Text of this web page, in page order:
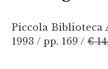
Piccola Biblioteca
1993 / pp. 169 / €